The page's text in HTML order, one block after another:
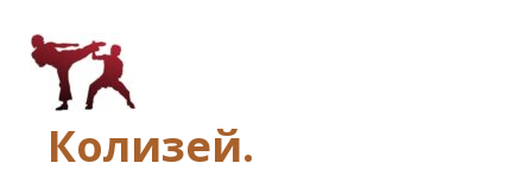
Колизей.